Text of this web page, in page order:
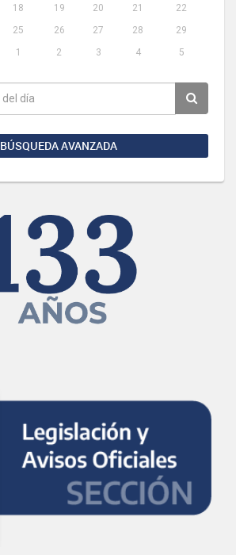
18 19 20 21
22
25 26 27 28
29
1 2 3 4 5
BÚSQUEDA AVANZADA